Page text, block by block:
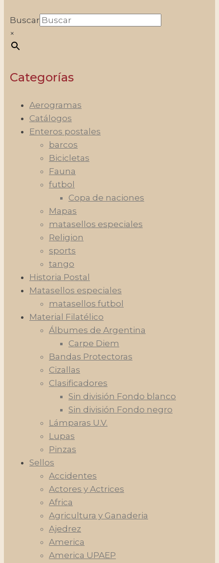
Buscar
×
Categorías
Aerogramas
Catálogos
Enteros postales
barcos
Bicicletas
Fauna
futbol
Copa de naciones
Mapas
matasellos especiales
Religion
sports
tango
Historia Postal
Matasellos especiales
matasellos futbol
Material Filatélico
Álbumes de Argentina
Carpe Diem
Bandas Protectoras
Cizallas
Clasificadores
Sin división Fondo blanco
Sin división Fondo negro
Lámparas U.V.
Lupas
Pinzas
Sellos
Accidentes
Actores y Actrices
Africa
Agricultura y Ganaderia
Ajedrez
America
America UPAEP